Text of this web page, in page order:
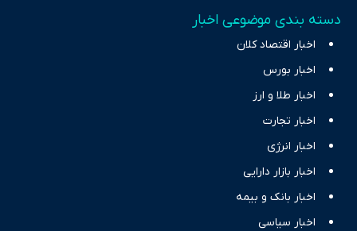
دسته بندی موضوعی اخبار
اخبار اقتصاد کلان
اخبار بورس
اخبار طلا و ارز
اخبار تجارت
اخبار انرژی
اخبار بازار دارایی
اخبار بانک و بیمه
اخبار سیاسی